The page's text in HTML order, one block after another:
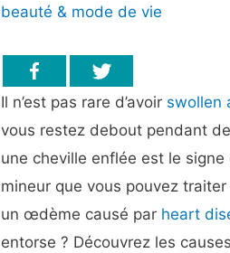
beauté & mode de vie
Il n’est pas rare d’avoir swollen
vous restez debout pendant
une cheville enflée est le signe
mineur que vous pouvez
un œdème causé par heart
entorse ? Découvrez les